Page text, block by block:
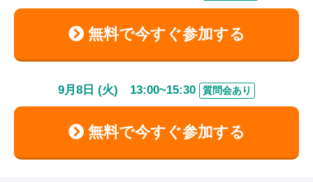
無料で今すぐ参加する
9月 8 日 (火) 13:00~15:30 質問会あり
無料で今すぐ参加する